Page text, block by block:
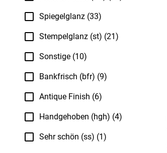
Spiegelglanz (33)
Stempelglanz (st) (21)
Sonstige (10)
Bankfrisch (bfr) (9)
Antique Finish (6)
Handgehoben (hgh) (4)
Sehr schön (ss) (1)